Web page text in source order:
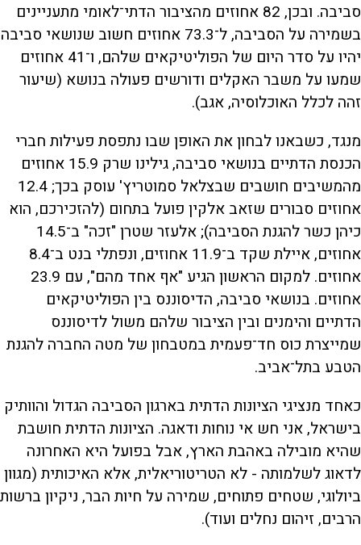
סביבה. ובכן, 82 אחוזים מהציבור הדתי־לאומי מתעניינים
בשמירה על הסביבה, ל־73.3 אחוזים חשוב שנושאי סביבה
יהיו על סדר היום של הפוליטיקאים שלהם, ו־41 אחוזים
שמעו על משבר האקלים ודורשים פעולה בנושא (שיעור
זהה לכלל האוכלוסיה, אגב).
מנגד, כשבאנו לבחון את האופן שבו נתפסת פעילות חברי
הכנסת הדתיים בנושאי סביבה, גילינו שרק 15.9 אחוזים
מהמשיבים חושבים שבצלאל סמוטריץ' עוסק בכך; 12.4
אחוזים סבורים שזאב אלקין פועל בתחום (להזכירכם, הוא
כיהן כשר להגנת הסביבה); אלעזר שטרן "זכה" ב־14.5
אחוזים, איילת שקד ב־11.9 אחוזים, ונפתלי בנט ב־8.4
אחוזים. למקום הראשון הגיע "אף אחד מהם", עם 23.9
אחוזים. בנושאי סביבה, הדיסוננס בין הפוליטיקאים
הדתיים והימנים ובין הציבור שלהם משול לדיסוננס
שמייצרת כוס חד־פעמית במטבחון של מטה החברה להגנת
הטבע בתל־אביב.
כאחד מנציגי הציונות הדתית בארגון הסביבה הגדול והוותיק
בישראל, אני חש אי נוחות ודאגה. הציונות הדתית חושבת
שהיא מובילה באהבת הארץ, אבל בפועל היא האחרונה
לדאוג לשלמותה - לא הטריטוריאלית, אלא האיכותית (מגוון
ביולוגי, שטחים פתוחים, שמירה על חיות הבר, ניקיון ברשות
הרבים, זיהום נחלים ועוד).